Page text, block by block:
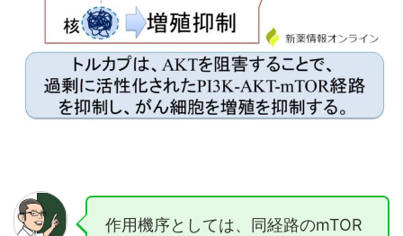
作用機序としては、同経路のmTOR